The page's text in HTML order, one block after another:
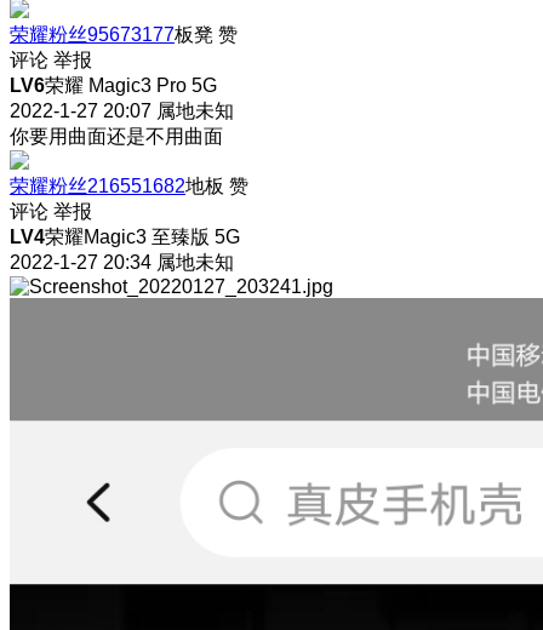
荣耀粉丝95673177板凳 赞
评论 举报
LV6荣耀 Magic3 Pro 5G
2022-1-27 20:07 属地未知
你要用曲面还是不用曲面
荣耀粉丝216551682地板 赞
评论 举报
LV4荣耀Magic3 至臻版 5G
2022-1-27 20:34 属地未知